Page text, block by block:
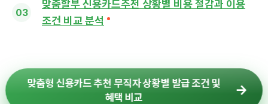
맞춤할부 신용카드추천 상황별 비용 절감과 이용
조건 비교 분석
맞춤형 신용카드 추천 무직자 상황별 발급 조건 및
혜택 비교